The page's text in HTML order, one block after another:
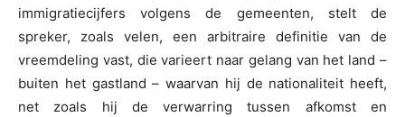
immigratiecijfers volgens de gemeenten, stelt de
spreker, zoals velen, een arbitraire definitie van de
vreemdeling vast, die varieert naar gelang van het land –
buiten het gastland – waarvan hij de nationaliteit heeft,
net zoals hij de verwarring tussen afkomst en